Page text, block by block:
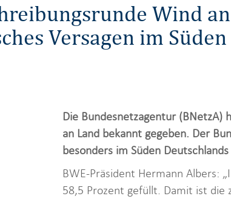
Wind
Versagen im Süden
Die Bundesnetzagentur (BNetzA)
an Land bekannt gegeben. Der
besonders im Süden
BWE-Präsident Hermann Albers:
58,5 Prozent gefüllt. Damit ist die